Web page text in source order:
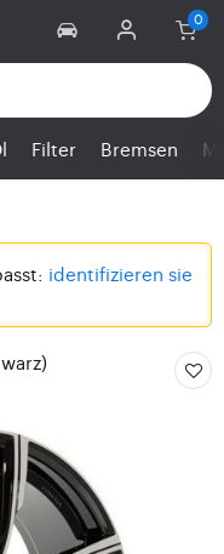
Filter Bremsen
identifizieren sie